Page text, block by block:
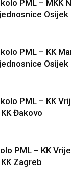
PML – MKK
Osijek
PML – KK
Osijek
PML – KK
Đakovo
PML – KK
Zagreb